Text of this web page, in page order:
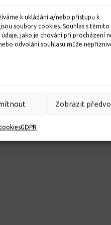
k ukládání a/nebo přístupu k
soubory cookies. Souhlas s těmito
jako je chování při procházení
odvolání souhlasu může
Zobrazit
GDPR